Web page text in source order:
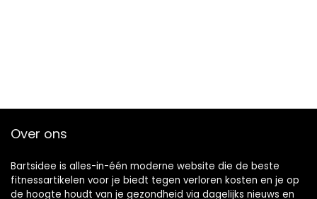
Over ons
Bartsidee is alles-in-één moderne website die de beste
fitnessartikelen voor je biedt tegen verloren kosten en je op
de hoogte houdt van je gezondheid via dagelijks nieuws en